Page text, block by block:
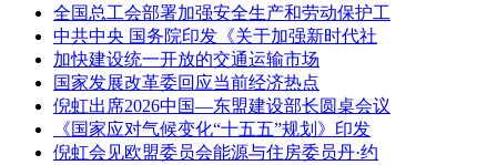
全国总工会部署加强安全生产和劳动保护工
中共中央 国务院印发《关于加强新时代社
加快建设统一开放的交通运输市场
国家发展改革委回应当前经济热点
倪虹出席2026中国—东盟建设部长圆桌会议
《国家应对气候变化“十五五”规划》印发
倪虹会见欧盟委员会能源与住房委员丹·约